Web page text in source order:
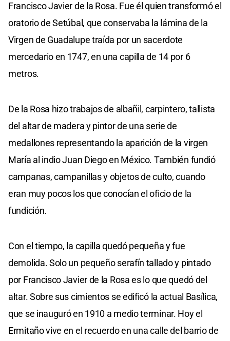
Francisco Javier de la Rosa. Fue él quien transformó el
oratorio de Setúbal, que conservaba la lámina de la
Virgen de Guadalupe traída por un sacerdote
mercedario en 1747, en una capilla de 14 por 6
metros.
De la Rosa hizo trabajos de albañil, carpintero, tallista
del altar de madera y pintor de una serie de
medallones representando la aparición de la virgen
María al indio Juan Diego en México. También fundió
campanas, campanillas y objetos de culto, cuando
eran muy pocos los que conocían el oficio de la
fundición.
Con el tiempo, la capilla quedó pequeña y fue
demolida. Solo un pequeño serafín tallado y pintado
por Francisco Javier de la Rosa es lo que quedó del
altar. Sobre sus cimientos se edificó la actual Basílica,
que se inauguró en 1910 a medio terminar. Hoy el
Ermitaño vive en el recuerdo en una calle del barrio de